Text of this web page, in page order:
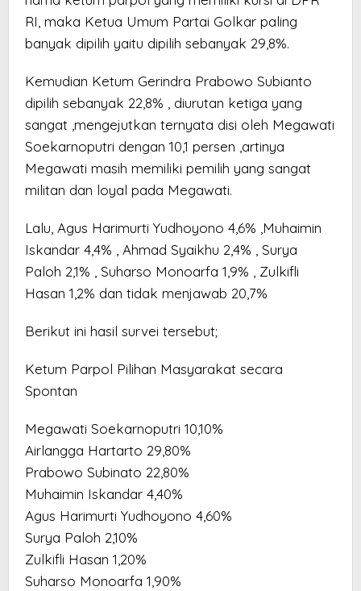
RI, maka Ketua Umum Partai Golkar paling
banyak dipilih yaitu dipilih sebanyak 29,8%.
Kemudian Ketum Gerindra Prabowo Subianto
dipilih sebanyak 22,8% , diurutan ketiga yang
sangat ,mengejutkan ternyata disi oleh Megawati
Soekarnoputri dengan 10,1 persen ,artinya
Megawati masih memiliki pemilih yang sangat
militan dan loyal pada Megawati.
Lalu, Agus Harimurti Yudhoyono 4,6% ,Muhaimin
Iskandar 4,4% , Ahmad Syaikhu 2,4% , Surya
Paloh 2,1% , Suharso Monoarfa 1,9% , Zulkifli
Hasan 1,2% dan tidak menjawab 20,7%
Berikut ini hasil survei tersebut;
Ketum Parpol Pilihan Masyarakat secara
Spontan
Megawati Soekarnoputri 10,10%
Airlangga Hartarto 29,80%
Prabowo Subinato 22,80%
Muhaimin Iskandar 4,40%
Agus Harimurti Yudhoyono 4,60%
Surya Paloh 2,10%
Zulkifli Hasan 1,20%
Suharso Monoarfa 1,90%